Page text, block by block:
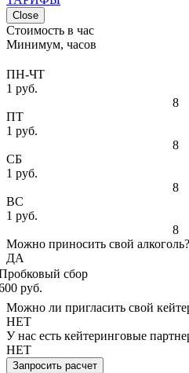
Close
Стоимость в час
Минимум, часов
ПН-ЧТ
1 руб.
8
ПТ
1 руб.
8
СБ
1 руб.
8
ВС
1 руб.
8
Можно приносить свой алкоголь?
ДА
сбор
руб.
Можно ли пригласить свой
НЕТ
У нас есть кейтеринговые
НЕТ
Запросить расчет